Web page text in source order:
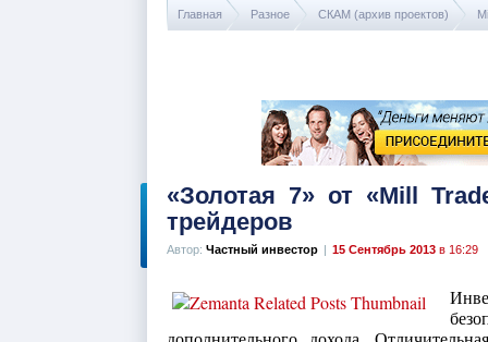
Главная Разное СКАМ (архив проектов)
«Золотая 7» от «Mill
трейдеров
Автор: Частный инвестор | 15 Сентябрь 2013 в 16:29